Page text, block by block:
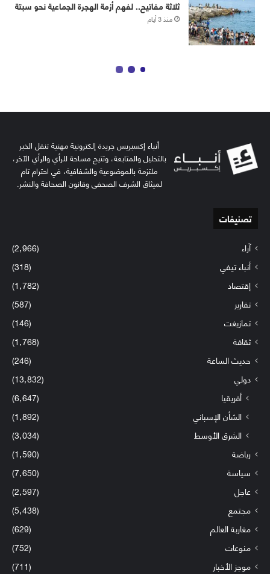
أنباء إكسبريس جريدة إلكترونية مهنية تنقل الخبر
بالتحليل والمتابعة، وتتيح مساحة للرأي والرأي الآخر،
ملتزمة بالموضوعية والشفافية، في احترام تام
لميثاق الشرف الصحفي وقانون الصحافة والنشر.
تصنيفات
آراء
(2٬966)
أنباء تيفي
(318)
إقتصاد
(1٬782)
تقارير
(587)
تمازيغت
(146)
ثقافة
(1٬768)
حديث الساعة
(246)
دولي
(13٬832)
أفريقيا
(6٬647)
الشأن الإسباني
(1٬892)
الشرق الأوسط
(3٬034)
رياضة
(1٬590)
سياسة
(7٬650)
عاجل
(2٬597)
مجتمع
(5٬438)
مغاربة العالم
(629)
منوعات
(752)
موجز الأخبار
(711)